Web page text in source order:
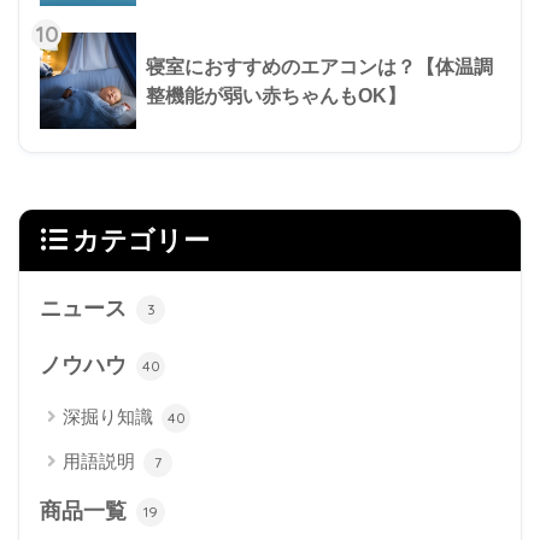
10
寝室におすすめのエアコンは？【体温調
整機能が弱い赤ちゃんもOK】
カテゴリー
ニュース 3
ノウハウ 40
深掘り知識 40
用語説明 7
商品一覧 19